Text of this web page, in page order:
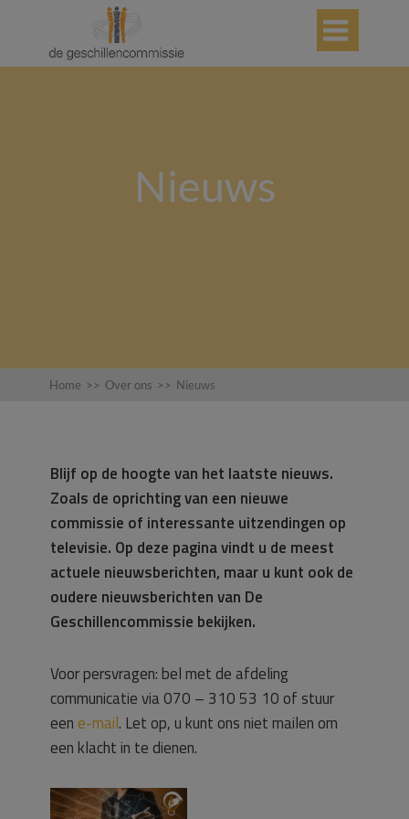

Nieuws
Home >> Over ons >> Nieuws
Blijf op de hoogte van het laatste nieuws.
Zoals de oprichting van een nieuwe
commissie of interessante uitzendingen op
televisie. Op deze pagina vindt u de meest
actuele nieuwsberichten, maar u kunt ook de
oudere nieuwsberichten van De
Geschillencommissie bekijken.
Voor persvragen: bel met de afdeling
communicatie via 070 – 310 53 10 of stuur
eene-mail. Let op, u kunt ons niet mailen om
een klacht in te dienen.